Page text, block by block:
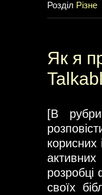
Розділ Різне
Як я
[В
своїх